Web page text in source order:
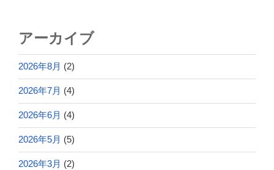
アーカイブ
2026年8月 (2)
2026年7月 (4)
2026年6月 (4)
2026年5月 (5)
2026年3月 (2)